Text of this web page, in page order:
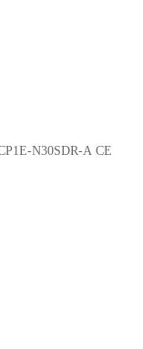
N30SDR-A CE